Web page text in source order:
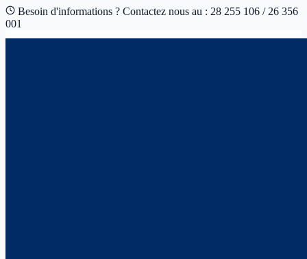
Besoin d'informations ? Contactez nous au : 28 255 106 / 26 356
001